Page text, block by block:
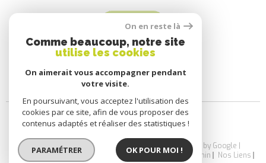
© 2026 | Tous droits réservés | Traduction powered by Google |
Nos Honoraires
Plan Du Site Mentions Légales Admin
Nos Liens
On en reste là
Comme beaucoup, notre site
utilise les cookies
On aimerait vous accompagner pendant
votre visite.
En poursuivant, vous acceptez l'utilisation des
cookies par ce site, afin de vous proposer des
contenus adaptés et réaliser des statistiques !
PARAMÉTRER OK POUR MOI !